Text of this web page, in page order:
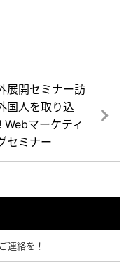
展開セミナー訪
国人を取り込
Webマーケティ
セミナー
連絡を！